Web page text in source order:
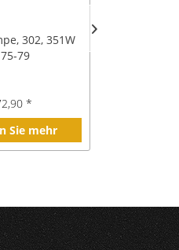
302, 351W
79
*
Sie mehr